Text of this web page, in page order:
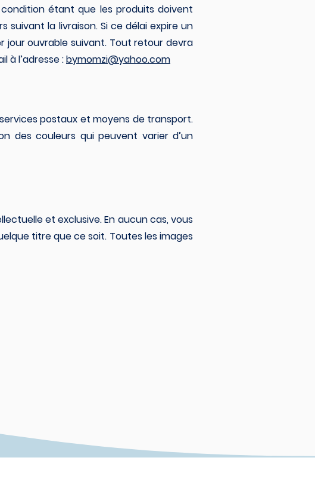
étant que les produits doivent
la livraison. Si ce délai expire un
jour ouvrable suivant. Tout retour devra
à l’adresse :bymomzi@yahoo.com
postaux et moyens de transport.
des couleurs qui peuvent varier d’un
et exclusive. En aucun cas, vous
titre que ce soit. Toutes les images